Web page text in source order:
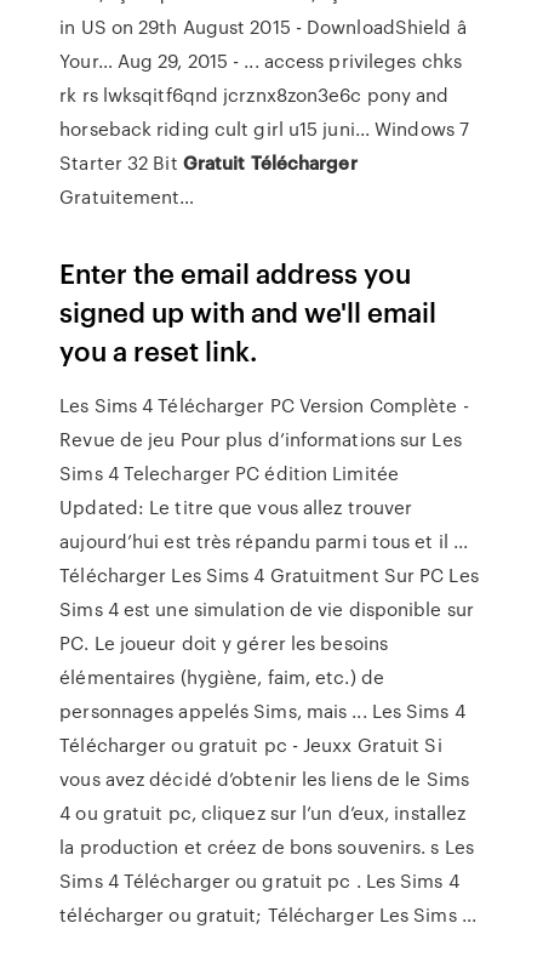
in US on 29th August 2015 - DownloadShield â
Your… Aug 29, 2015 - ... access privileges chks
rk rs lwksqitf6qnd jcrznx8zon3e6c pony and
horseback riding cult girl u15 juni...Windows 7
Starter 32 Bit Gratuit Télécharger
Gratuitement…
Enter the email address you
signed up with and we'll email
you a reset link.
Les Sims 4 Télécharger PC Version Complète -
Revue de jeu Pour plus d’informations sur Les
Sims 4 Telecharger PC édition Limitée
Updated: Le titre que vous allez trouver
aujourd’hui est très répandu parmi tous et il ...
Télécharger Les Sims 4 Gratuitment Sur PC Les
Sims 4 est une simulation de vie disponible sur
PC. Le joueur doit y gérer les besoins
élémentaires (hygiène, faim, etc.) de
personnages appelés Sims, mais ... Les Sims 4
Télécharger ou gratuit pc - Jeuxx Gratuit Si
vous avez décidé d’obtenir les liens de le Sims
4 ou gratuit pc, cliquez sur l’un d’eux, installez
la production et créez de bons souvenirs. s Les
Sims 4 Télécharger ou gratuit pc . Les Sims 4
télécharger ou gratuit; Télécharger Les Sims ...